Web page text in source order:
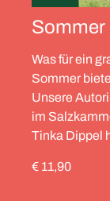
Sommer
Was für ein
Sommer
Unsere
im
Tinka Dippel
Helfrich ist
Salzburg bis
€ 11,90